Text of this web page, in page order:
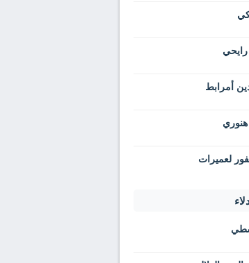
أمرابط
لعميرات